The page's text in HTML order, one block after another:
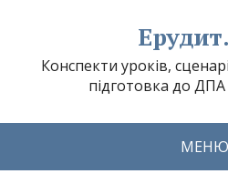
Конспекти уроків,
підготовка до
МЕНЮ